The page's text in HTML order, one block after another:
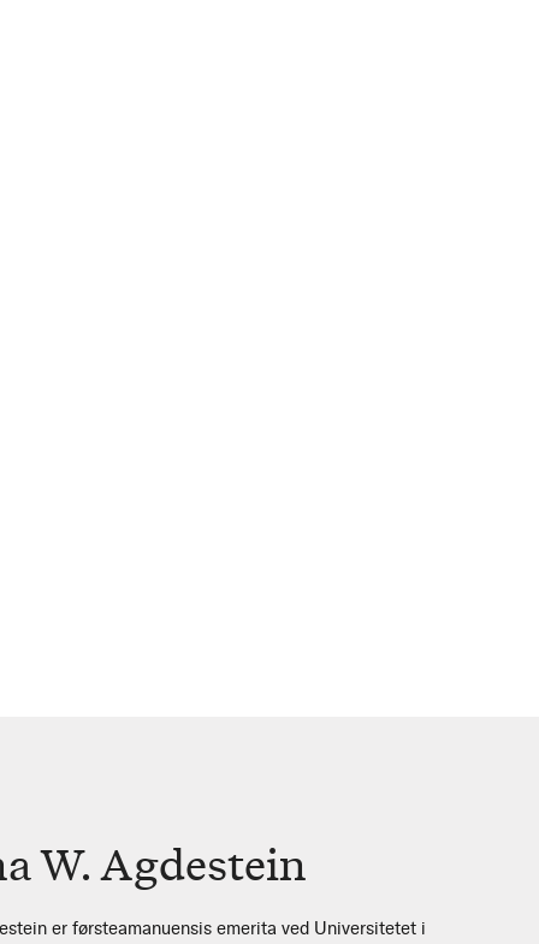
W. Agdestein
er førsteamanuensis emerita ved Universitetet i